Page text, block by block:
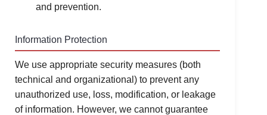
and prevention.
Information Protection
We use appropriate security measures (both
technical and organizational) to prevent any
unauthorized use, loss, modification, or leakage
of information. However, we cannot guarantee